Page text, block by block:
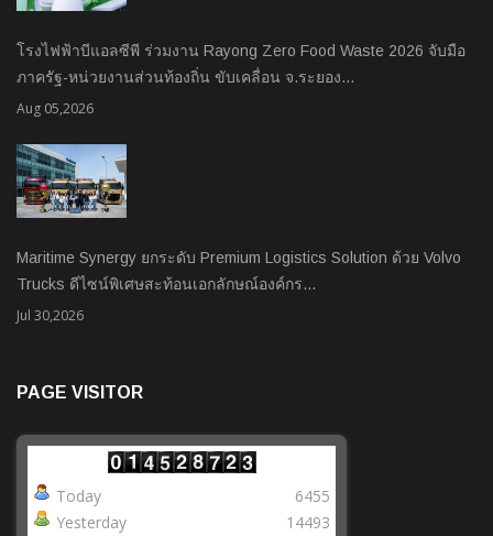
โรงไฟฟ้าบีแอลซีพี ร่วมงาน Rayong Zero Food Waste 2026 จับมือ
ภาครัฐ-หน่วยงานส่วนท้องถิ่น ขับเคลื่อน จ.ระยอง…
Aug 05,2026
Maritime Synergy ยกระดับ Premium Logistics Solution ด้วย Volvo
Trucks ดีไซน์พิเศษสะท้อนเอกลักษณ์องค์กร…
Jul 30,2026
PAGE VISITOR
Today
Yesterday
6455
14493